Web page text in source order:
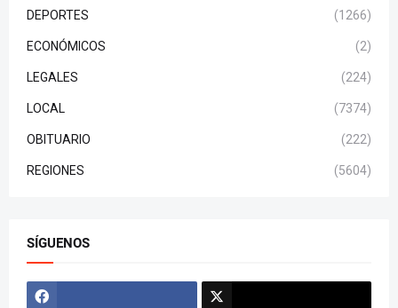
DEPORTES (1266)
ECONÓMICOS (2)
LEGALES (224)
LOCAL (7374)
OBITUARIO (222)
REGIONES (5604)
SÍGUENOS